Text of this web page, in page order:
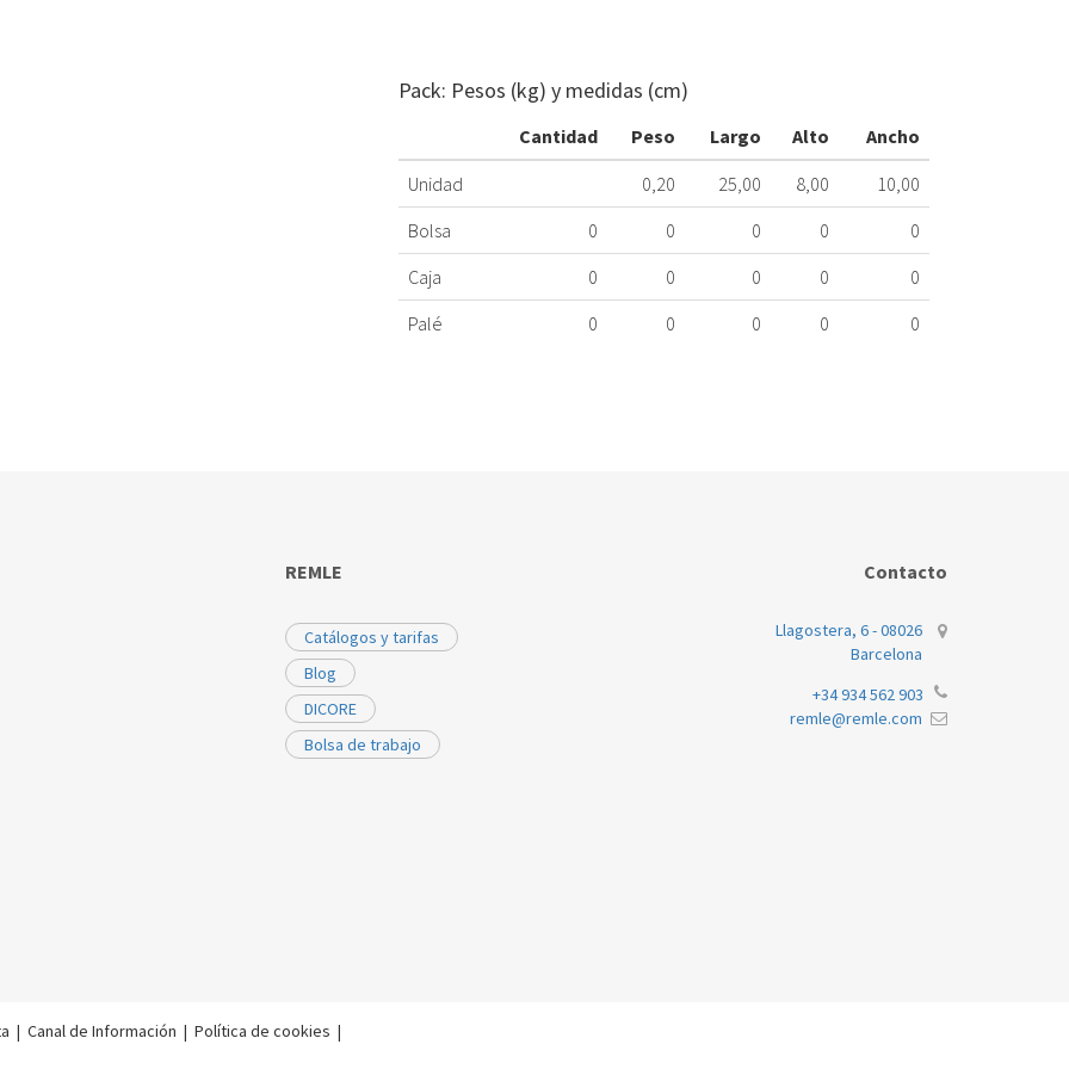
Pack: Pesos (kg) y medidas (cm)
Cantidad Peso Largo Alto
Ancho
Unidad
0,20 25,00 8,00
10,00
Bolsa
0 0 0 0
0
Caja
0 0 0 0
0
Palé
0 0 0 0 0
REMLE
Catálogos y tarifas
Blog
DICORE
Bolsa de trabajo
Contacto
Llagostera, 6 - 08026
Barcelona
+34 934 562 903
remle@remle.com
| Canal de Información | Política de cookies |